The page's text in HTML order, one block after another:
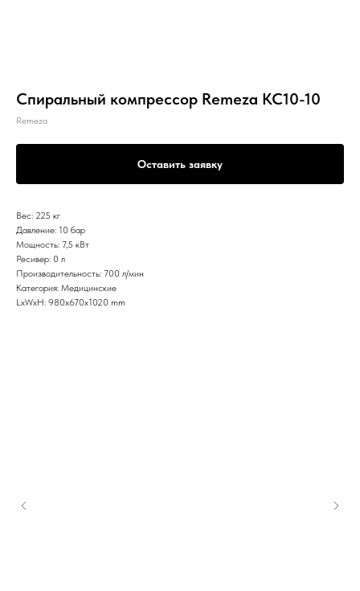
Спиральный компрессор Remeza КС10-10
Remeza
Оставить заявку
Вес: 225 кг
Давление: 10 бар
Мощность: 7,5 кВт
Ресивер: 0 л
Производительность: 700 л/мин
Категория: Медицинские
LxWxH: 980x670x1020 mm